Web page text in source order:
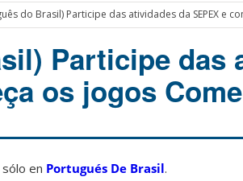
do Brasil) Participe das atividades da SEPEX e
Participe das
os jogos
en Portugués De Brasil.